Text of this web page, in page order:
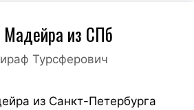
Мадейра из СПб
Турсферович
из Санкт-Петербурга